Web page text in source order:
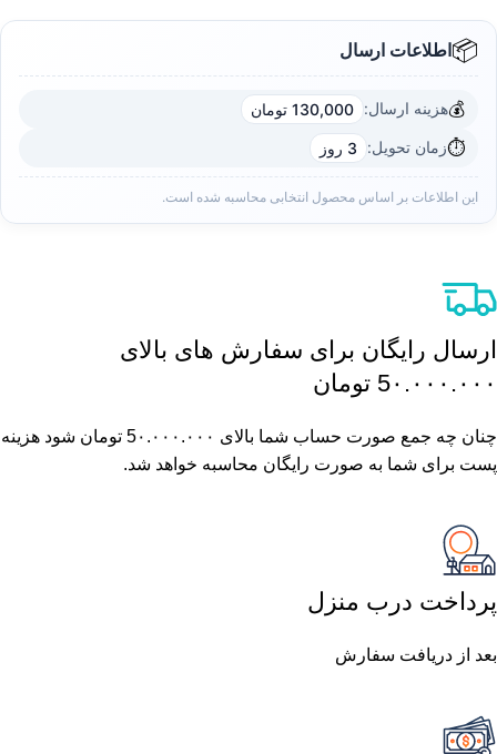
📦اطلاعات ارسال
💰هزینه ارسال: 130,000 تومان
⏱️زمان تحویل: 3 روز
این اطلاعات بر اساس محصول انتخابی محاسبه شده است.
ارسال رایگان برای سفارش های بالای
5٠.٠٠٠.٠٠٠ تومان
چنان چه جمع صورت حساب شما بالای 5٠.٠٠٠.٠٠٠ تومان شود هزینه
پست برای شما به صورت رایگان محاسبه خواهد شد.
پرداخت درب منزل
بعد از دریافت سفارش